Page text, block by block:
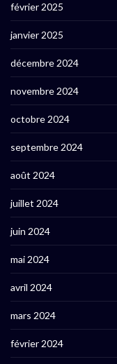
février 2025
janvier 2025
décembre 2024
novembre 2024
octobre 2024
septembre 2024
août 2024
juillet 2024
juin 2024
mai 2024
avril 2024
mars 2024
février 2024